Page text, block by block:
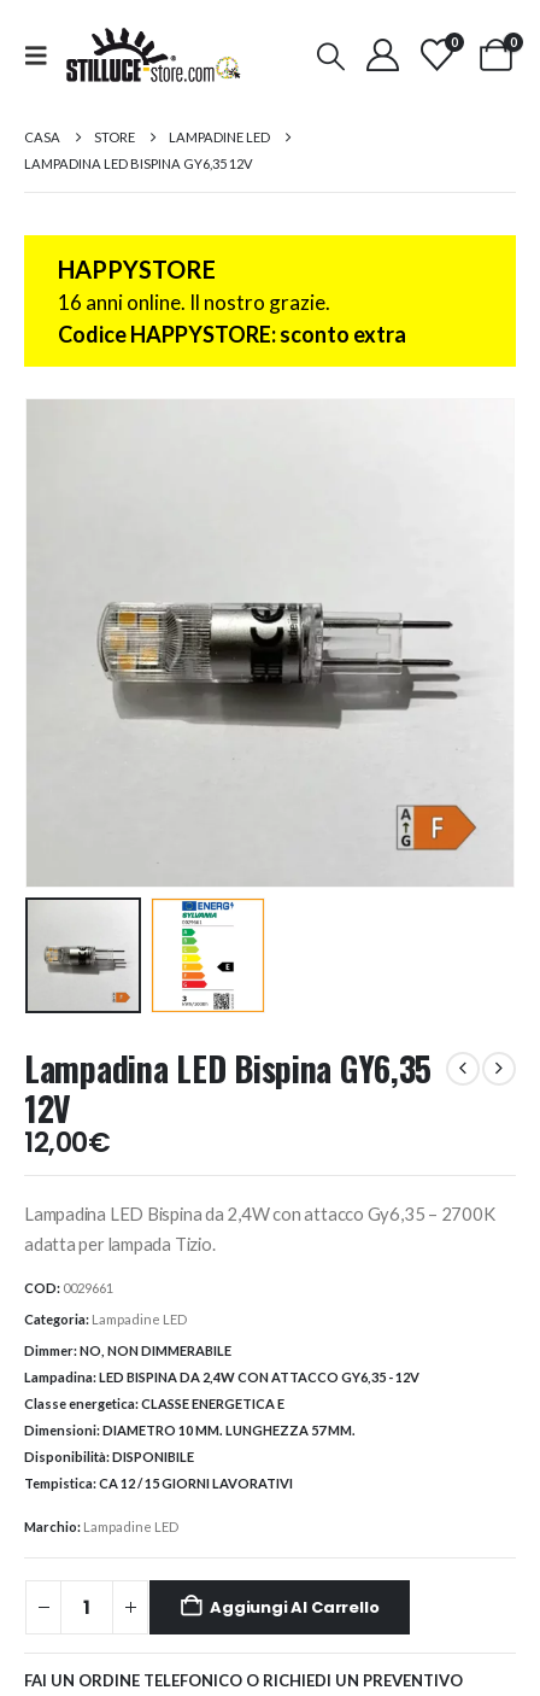
0 0
CASA STORE
LAMPADINE LED
LAMPADINA LED BISPINA GY6,35 12V
HAPPYSTORE
16 anni online. Il nostro grazie.
Codice HAPPYSTORE: sconto extra
Lampadina LED Bispina GY6,35
12V
12,00€
Lampadina LED Bispina da 2,4W con attacco Gy6,35 – 2700K
adatta per lampada Tizio.
COD: 0029661
Categoria: Lampadine LED
Dimmer:NO, NON DIMMERABILE
Lampadina:LED BISPINA DA 2,4W CON ATTACCO GY6,35 - 12V
Classe energetica:CLASSE ENERGETICA E
Dimensioni:DIAMETRO 10 MM. LUNGHEZZA 57 MM.
Disponibilità:DISPONIBILE
Tempistica:CA 12 / 15 GIORNI LAVORATIVI
Marchio: Lampadine LED
Aggiungi Al Carrello
FAI UN ORDINE TELEFONICO O RICHIEDI UN PREVENTIVO